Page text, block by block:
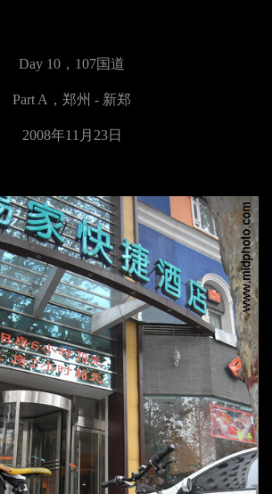
Day 10， 107国道
Part A，郑州 - 新郑
2008年11月23日